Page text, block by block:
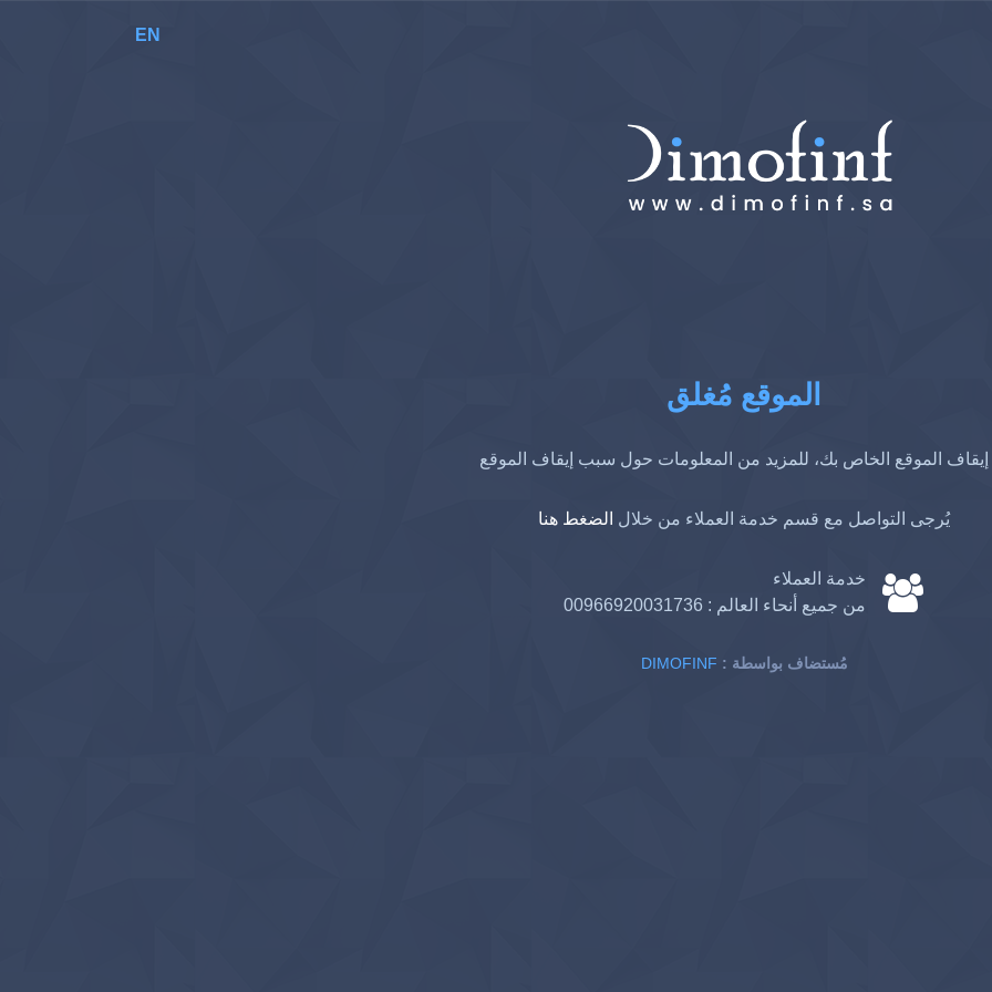
EN
الموقع مُغلق
إيقاف الموقع الخاص بك، للمزيد من المعلومات حول سبب إيقاف الموقع
يُرجى التواصل مع قسم خدمة العملاء من خلال الضغط هنا
خدمة العملاء
من جميع أنحاء العالم : 00966920031736
DIMOFINF : مُستضاف بواسطة